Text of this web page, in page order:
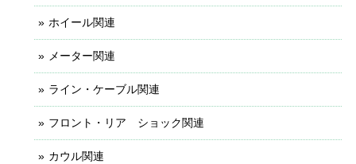
ホイール関連
メーター関連
ライン・ケーブル関連
フロント・リア ショック関連
カウル関連